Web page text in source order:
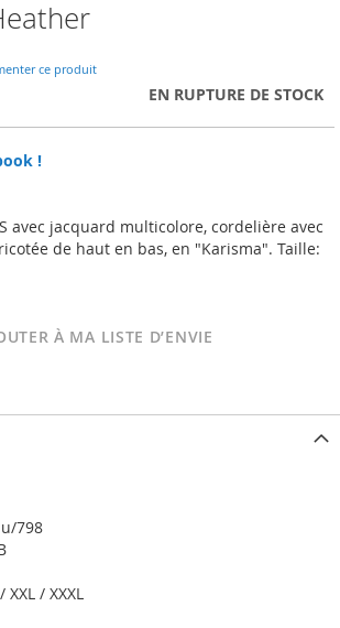
ce produit
EN RUPTURE DE STOCK
!
avec jacquard multicolore, cordelière avec
de haut en bas, en "Karisma". Taille:
À MA LISTE D’ENVIE
798
/ XXXL